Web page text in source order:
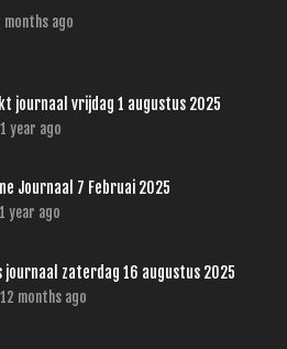
months ago
Woningmarkt journaal vrijdag 1 augustus 2025
1 year ago
Journaal 7 Februai 2025
1 year ago
journaal zaterdag 16 augustus 2025
12 months ago